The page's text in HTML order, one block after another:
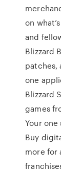
on
and
Blizzard
patches,
one
Blizzard
games
Your
Buy
more for